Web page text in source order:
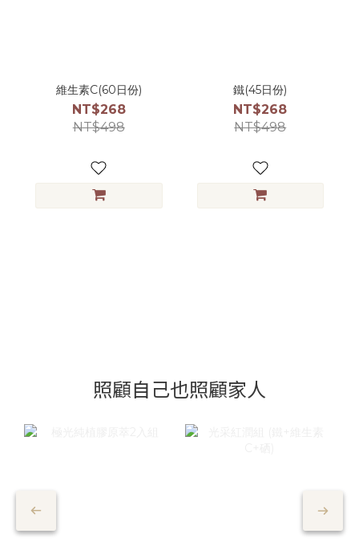
維生素C(60日份)
NT$268
NT$498
鐵(45日份)
NT$268
NT$498
照顧自己也照顧家人